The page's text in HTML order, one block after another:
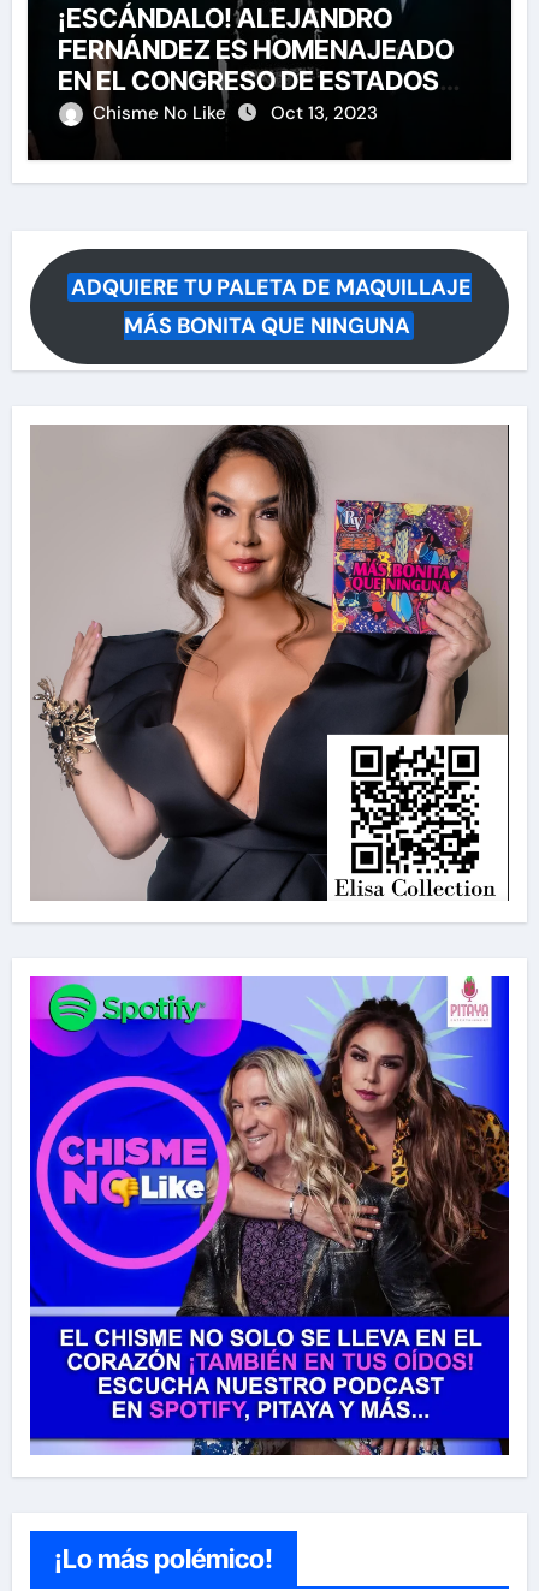
¡ESCÁNDALO! ALEJANDRO
FERNÁNDEZ ES HOMENAJEADO
EN EL CONGRESO DE ESTADOS
UNIDOS
Chisme No Like Oct 13, 2023
ADQUIERE TU PALETA DE MAQUILLAJE
MÁS BONITA QUE NINGUNA
¡Lo más polémico!